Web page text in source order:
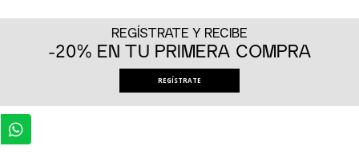
REGÍSTRATE Y RECIBE
-20% EN TU PRIMERA COMPRA
REGÍSTRATE